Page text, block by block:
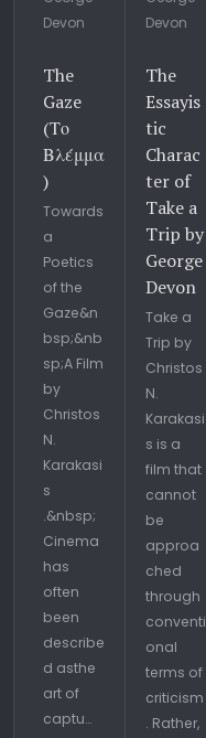
Devon
The
Gaze
(Το
Βλέμμα
)
Towards
a
Poetics
of the
Gaze&n
bsp;&nb
sp;A Film
by
Christos
N.
Karakasi
s
.&nbsp;
Cinema
has
often
been
describe
d asthe
art of
captu…
Devon
The
Essayis
tic
Charac
ter of
Take a
Trip by
George
Devon
Take a
Trip by
Christos
N.
Karakasi
s is a
film that
cannot
be
approa
ched
through
conventi
onal
terms of
criticism
. Rather,